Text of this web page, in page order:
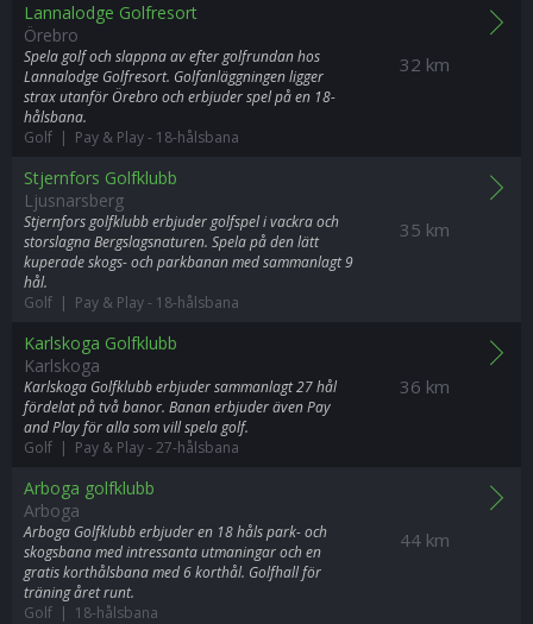
32 km
Lannalodge Golfresort
Örebro
Spela golf och slappna av efter golfrundan hos
Lannalodge Golfresort. Golfanläggningen ligger
strax utanför Örebro och erbjuder spel på en 18-
hålsbana.
Golf | Pay & Play- 18-hålsbana
35 km
Stjernfors Golfklubb
Ljusnarsberg
Stjernfors golfklubb erbjuder golfspel i vackra och
storslagna Bergslagsnaturen. Spela på den lätt
kuperade skogs- och parkbanan med sammanlagt 9
hål.
Golf | Pay & Play- 18-hålsbana
36 km
Karlskoga Golfklubb
Karlskoga
Karlskoga Golfklubb erbjuder sammanlagt 27 hål
fördelat på två banor. Banan erbjuder även Pay
and Play för alla som vill spela golf.
Golf | Pay & Play- 27-hålsbana
44 km
Arboga golfklubb
Arboga
Arboga Golfklubb erbjuder en 18 håls park- och
skogsbana med intressanta utmaningar och en
gratis korthålsbana med 6 korthål. Golfhall för
träning året runt.
Golf | 18-hålsbana